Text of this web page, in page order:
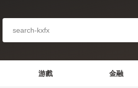
游戲 金融